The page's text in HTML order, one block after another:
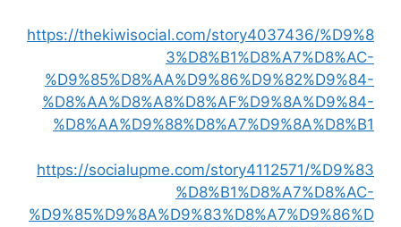
https://thekiwisocial.com/story4037436/%D9%8
3%D8%B1%D8%A7%D8%AC-
%D9%85%D8%AA%D9%86%D9%82%D9%84-
%D8%AA%D8%A8%D8%AF%D9%8A%D9%84-
%D8%AA%D9%88%D8%A7%D9%8A%D8%B1
https://socialupme.com/story4112571/%D9%83
%D8%B1%D8%A7%D8%AC-
%D9%85%D9%8A%D9%83%D8%A7%D9%86%D